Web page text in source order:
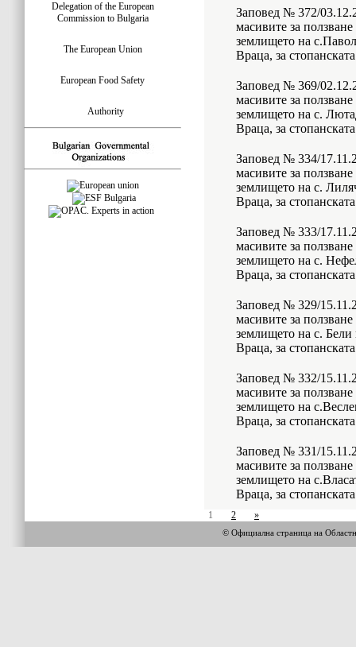
Delegation of the European
Commission to Bulgaria
The European Union
European Food Safety
Authority
Заповед № 372/
масивите за
землището на
Враца, за
Заповед № 369/
масивите за
землището на с.
Враца, за
Заповед № 334/
масивите за
землището на с.
Враца, за
Заповед № 333/
масивите за
землището на с.
Враца, за
Заповед № 329/
масивите за
землището на с.
Враца, за
Заповед № 332/
масивите за
землището на
Враца, за
Заповед № 331/
масивите за
землището на
Враца, за
1 2 »
© Официална страница на